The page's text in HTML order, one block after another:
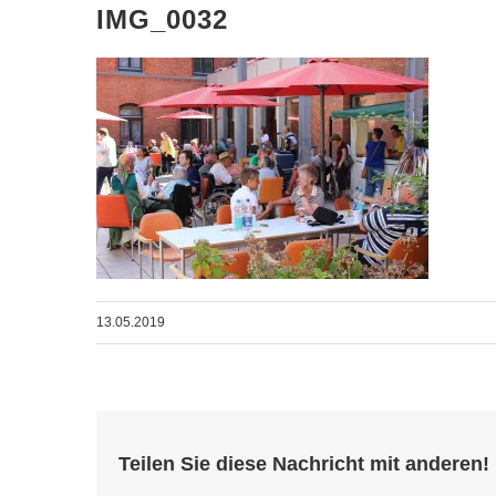
IMG_0032
13.05.2019
Teilen Sie diese Nachricht mit anderen!